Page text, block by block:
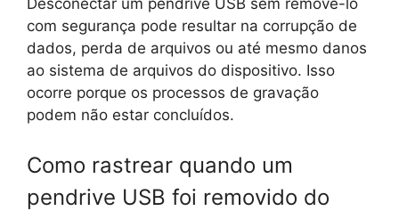
Desconectar um pendrive USB sem removê-lo
com segurança pode resultar na corrupção de
dados, perda de arquivos ou até mesmo danos
ao sistema de arquivos do dispositivo. Isso
ocorre porque os processos de gravação
podem não estar concluídos.
Como rastrear quando um
pendrive USB foi removido do